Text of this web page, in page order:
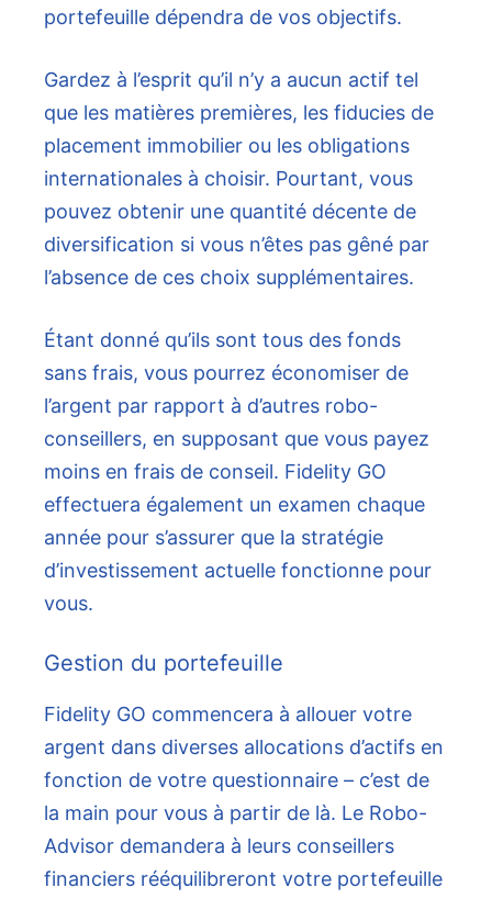
portefeuille dépendra de vos objectifs.
Gardez à l’esprit qu’il n’y a aucun actif tel
que les matières premières, les fiducies de
placement immobilier ou les obligations
internationales à choisir. Pourtant, vous
pouvez obtenir une quantité décente de
diversification si vous n’êtes pas gêné par
l’absence de ces choix supplémentaires.
Étant donné qu’ils sont tous des fonds
sans frais, vous pourrez économiser de
l’argent par rapport à d’autres robo-
conseillers, en supposant que vous payez
moins en frais de conseil. Fidelity GO
effectuera également un examen chaque
année pour s’assurer que la stratégie
d’investissement actuelle fonctionne pour
vous.
Gestion du portefeuille
Fidelity GO commencera à allouer votre
argent dans diverses allocations d’actifs en
fonction de votre questionnaire – c’est de
la main pour vous à partir de là. Le Robo-
Advisor demandera à leurs conseillers
financiers rééquilibreront votre portefeuille